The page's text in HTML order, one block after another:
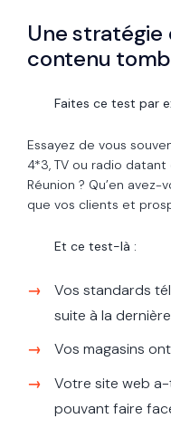
Une stratégie
contenu
Faites ce test par
Essayez de vous
4*3, TV ou radio datant
Réunion ? Qu’en
que vos clients et
Et ce test-là :
Vos standards
suite à la
Vos magasins
Votre site web a-
pouvant faire